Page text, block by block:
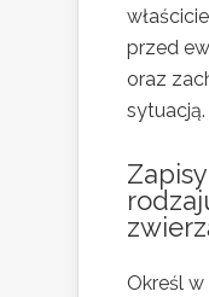
przed
oraz
sytuacją.
Określ